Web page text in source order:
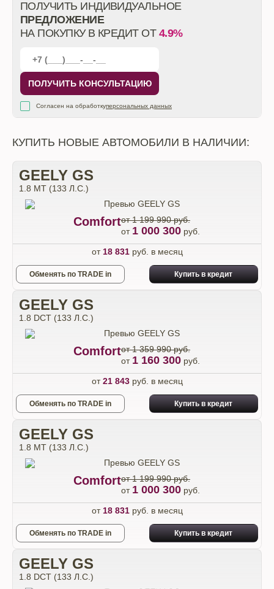
ПОЛУЧИТЬ ИНДИВИДУАЛЬНОЕ
ПРЕДЛОЖЕНИЕ
НА ПОКУПКУ В КРЕДИТ ОТ 4.9%
ПОЛУЧИТЬ КОНСУЛЬТАЦИЮ
Согласен на обработкуперсональных данных
КУПИТЬ НОВЫЕ АВТОМОБИЛИ В НАЛИЧИИ:
GEELY GS
1.8 MT (133 Л.С.)
Comfortот 1 199 990 руб.
от 1 000 300 руб.
от 18 831руб. в месяц
Обменять по TRADE in Купить в кредит
GEELY GS
1.8 DCT (133 Л.С.)
Comfortот 1 359 990 руб.
от 1 160 300 руб.
от21 843руб. в месяц
Обменять по TRADE in Купить в кредит
GEELY GS
1.8 MT (133 Л.С.)
Comfortот 1 199 990 руб.
от 1 000 300 руб.
от 18 831руб. в месяц
Обменять по TRADE in Купить в кредит
GEELY GS
1.8 DCT (133 Л.С.)